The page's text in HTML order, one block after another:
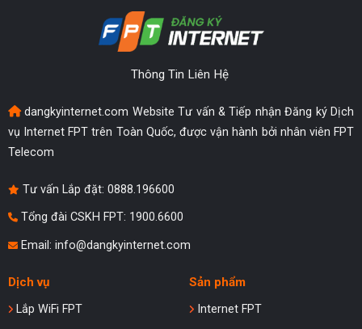
Thông Tin Liên Hệ
dangkyinternet.com Website Tư vấn & Tiếp nhận Đăng ký Dịch
vụ Internet FPT trên Toàn Quốc, được vận hành bởi nhân viên FPT
Telecom
Tư vấn Lắp đặt: 0888.196600
Tổng đài CSKH FPT: 1900.6600
Email: info@dangkyinternet.com
Dịch vụ
Lắp WiFi FPT
Sản phẩm
Internet FPT